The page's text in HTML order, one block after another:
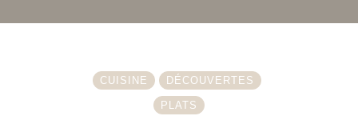
CUISINE DÉCOUVERTES
PLATS